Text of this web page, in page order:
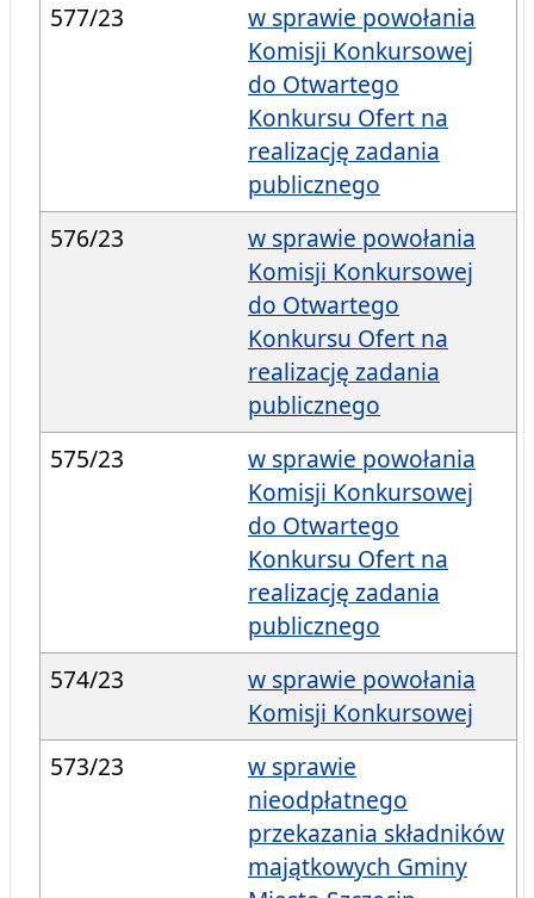
577/23
w sprawie powołania
Komisji Konkursowej
do Otwartego
Konkursu Ofert na
realizację zadania
publicznego
576/23
w sprawie powołania
Komisji Konkursowej
do Otwartego
Konkursu Ofert na
realizację zadania
publicznego
575/23
w sprawie powołania
Komisji Konkursowej
do Otwartego
Konkursu Ofert na
realizację zadania
publicznego
574/23
w sprawie powołania
Komisji Konkursowej
573/23
w sprawie
nieodpłatnego
przekazania składników
majątkowych Gminy